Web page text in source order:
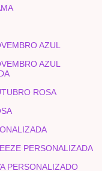
AZUL
AZUL
ROSA
PERSONALIZADA
PERSONALIZADO